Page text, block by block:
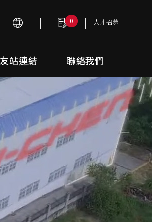
0 人才招募
友站連結 聯絡我們